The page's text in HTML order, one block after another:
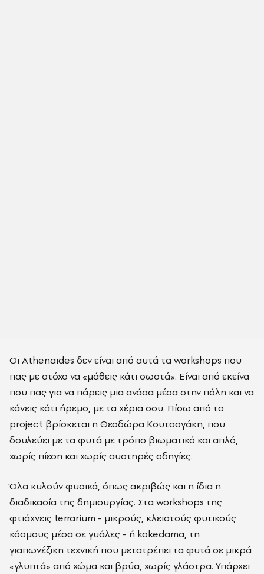
Οι Athenaides δεν είναι από αυτά τα workshops που
πας με στόχο να «μάθεις κάτι σωστά». Είναι από εκείνα
που πας για να πάρεις μια ανάσα μέσα στην πόλη και να
κάνεις κάτι ήρεμο, με τα χέρια σου. Πίσω από το
project βρίσκεται η Θεοδώρα Κουτσογάκη, που
δουλεύει με τα φυτά με τρόπο βιωματικό και απλό,
χωρίς πίεση και χωρίς αυστηρές οδηγίες.
Όλα κυλούν φυσικά, όπως ακριβώς και η ίδια η
διαδικασία της δημιουργίας. Στα workshops της
φτιάχνεις terrarium - μικρούς, κλειστούς φυτικούς
κόσμους μέσα σε γυάλες - ή kokedama, τη
γιαπωνέζικη τεχνική που μετατρέπει τα φυτά σε μικρά
«γλυπτά» από χώμα και βρύα, χωρίς γλάστρα. Υπάρχει